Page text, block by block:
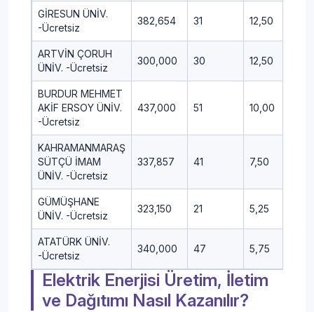
GİRESUN ÜNİV.
-Ücretsiz
382,654 31 12,50
ARTVİN ÇORUH
ÜNİV. -Ücretsiz
300,000 30 12,50
BURDUR MEHMET
AKİF ERSOY ÜNİV.
-Ücretsiz
437,000 51 10,00
KAHRAMANMARAŞ
SÜTÇÜ İMAM
ÜNİV. -Ücretsiz
337,857 41 7,50
GÜMÜŞHANE
ÜNİV. -Ücretsiz
323,150 21 5,25
ATATÜRK ÜNİV.
-Ücretsiz
340,000 47 5,75
Elektrik Enerjisi Üretim, İletim
ve Dağıtımı Nasıl Kazanılır?